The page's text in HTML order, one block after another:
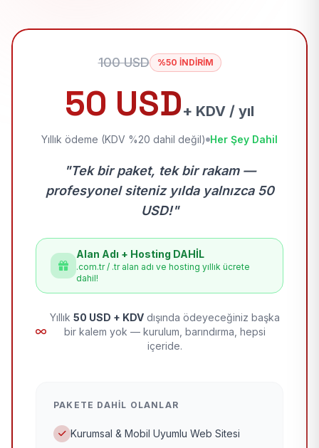
100 USD %50 İNDİRİM
50 USD+ KDV / yıl
Yıllık ödeme (KDV %20 dahil değil) Her Şey Dahil
"Tek bir paket, tek bir rakam —
profesyonel siteniz yılda yalnızca 50
USD!"
Alan Adı + Hosting DAHİL
.com.tr / .tr alan adı ve hosting yıllık ücrete
dahil!
Yıllık 50 USD + KDV dışında ödeyeceğiniz başka
bir kalem yok — kurulum, barındırma, hepsi
içeride.
PAKETE DAHIL OLANLAR
Kurumsal & Mobil Uyumlu Web Sitesi